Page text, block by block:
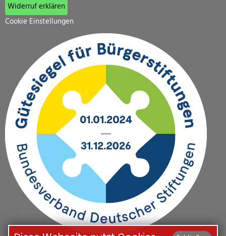
Widerruf erklären
Cookie Einstellungen